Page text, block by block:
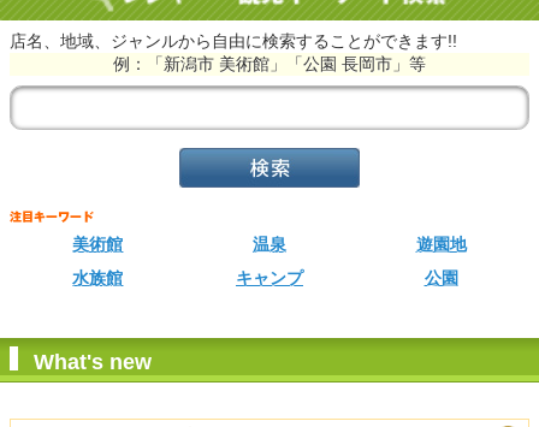
店名、地域、ジャンルから自由に検索することができます!!
例：「新潟市 美術館」「公園 長岡市」等
美術館 温泉
遊園地
水族館
キャンプ 公園
What's new